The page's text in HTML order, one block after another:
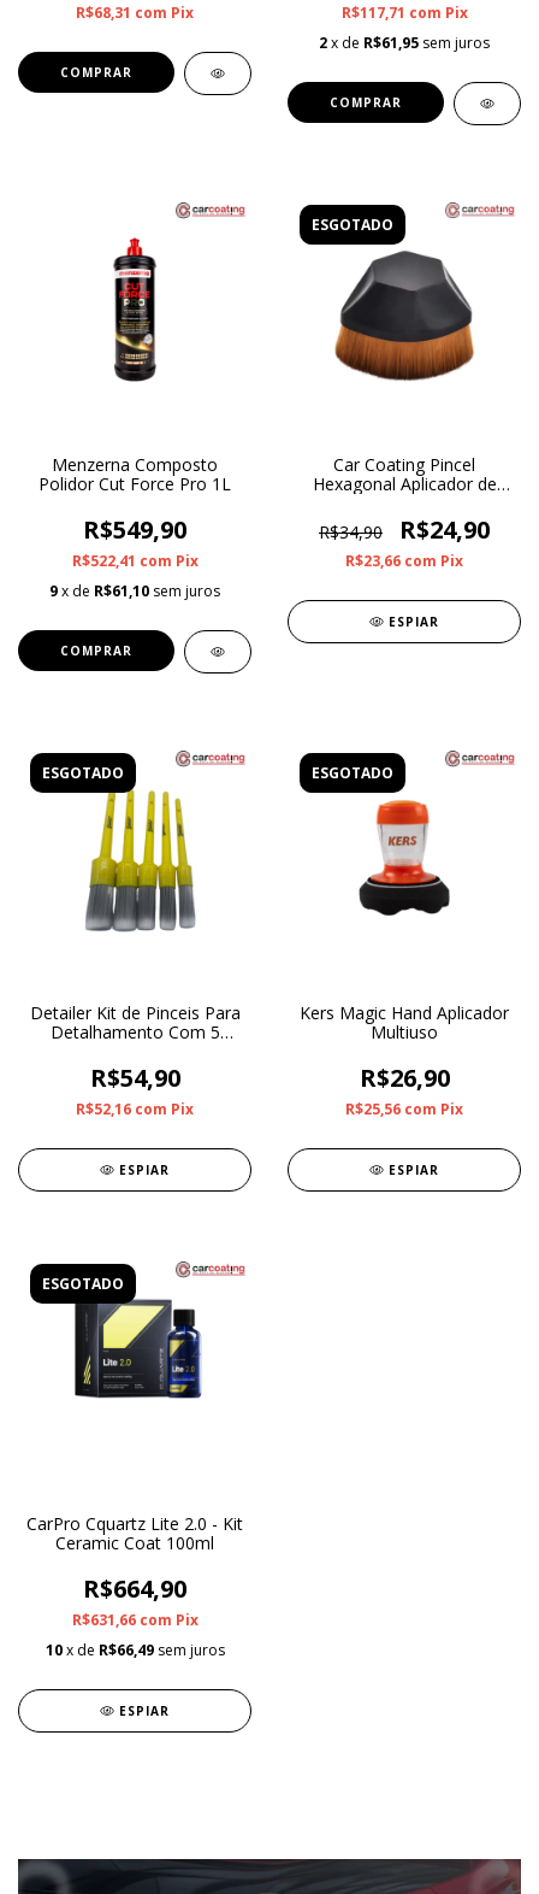
R$68,31 com Pix R$117,71 com Pix
2x de R$61,95 sem juros
Menzerna Composto
Polidor Cut Force Pro 1L
R$549,90
R$522,41 com Pix
9x de R$61,10 sem juros
ESGOTADO
Car Coating Pincel
Hexagonal Aplicador de
R$34,90
R$24,90
R$23,66 com Pix
ESPIAR
ESGOTADO
Detailer Kit de Pinceis Para
Detalhamento Com 5
R$54,90
R$52,16 com Pix
ESPIAR
ESGOTADO
Kers Magic Hand Aplicador
Multiuso
R$26,90
R$25,56 com Pix
ESPIAR
ESGOTADO
CarPro Cquartz Lite 2.0 - Kit
Ceramic Coat 100ml
R$664,90
R$631,66 com Pix
10 x de R$66,49 sem juros
ESPIAR